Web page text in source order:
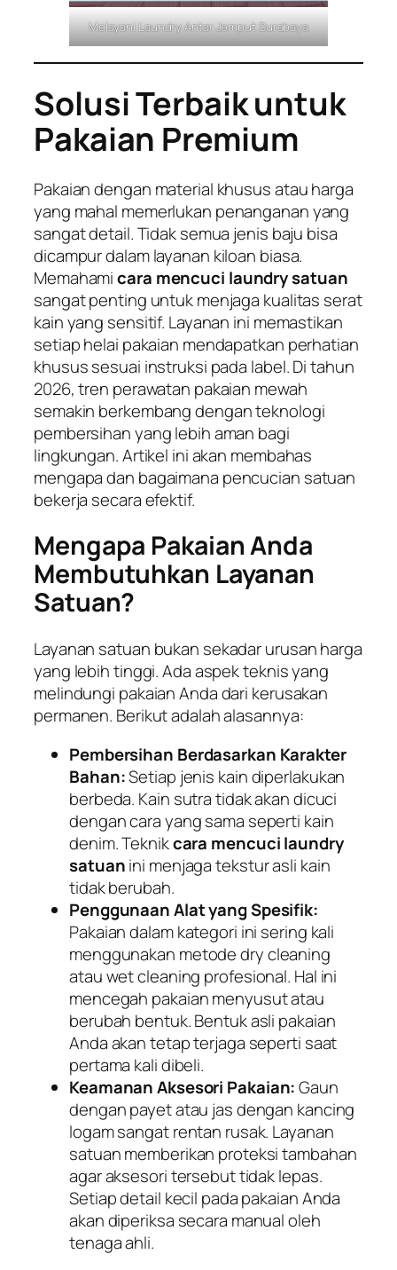
Melayani Laundry Antar Jemput Surabaya
Solusi Terbaik untuk
Pakaian Premium
Pakaian dengan material khusus atau harga
yang mahal memerlukan penanganan yang
sangat detail. Tidak semua jenis baju bisa
dicampur dalam layanan kiloan biasa.
Memahamicara mencuci laundry satuan
sangat penting untuk menjaga kualitas serat
kain yang sensitif. Layanan ini memastikan
setiap helai pakaian mendapatkan perhatian
khusus sesuai instruksi pada label. Di tahun
2026, tren perawatan pakaian mewah
semakin berkembang dengan teknologi
pembersihan yang lebih aman bagi
lingkungan. Artikel ini akan membahas
mengapa dan bagaimana pencucian satuan
bekerja secara efektif.
Mengapa Pakaian Anda
Membutuhkan Layanan
Satuan?
Layanan satuan bukan sekadar urusan harga
yang lebih tinggi. Ada aspek teknis yang
melindungi pakaian Anda dari kerusakan
permanen. Berikut adalah alasannya:
Pembersihan Berdasarkan Karakter
Bahan:Setiap jenis kain diperlakukan
berbeda. Kain sutra tidak akan dicuci
dengan cara yang sama seperti kain
denim. Teknikcara mencuci laundry
satuanini menjaga tekstur asli kain
tidak berubah.
Penggunaan Alat yang Spesifik:
Pakaian dalam kategori ini sering kali
menggunakan metodedry cleaning
atauwet cleaning profesional. Hal ini
mencegah pakaian menyusut atau
berubah bentuk. Bentuk asli pakaian
Anda akan tetap terjaga seperti saat
pertama kali dibeli.
Keamanan Aksesori Pakaian:Gaun
dengan payet atau jas dengan kancing
logam sangat rentan rusak. Layanan
satuan memberikan proteksi tambahan
agar aksesori tersebut tidak lepas.
Setiap detail kecil pada pakaian Anda
akan diperiksa secara manual oleh
tenaga ahli.